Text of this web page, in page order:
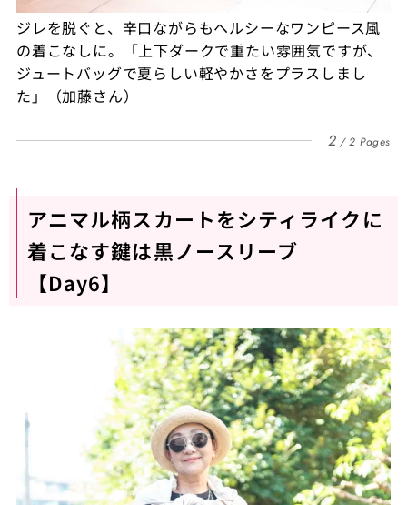
ジレを脱ぐと、辛口ながらもヘルシーなワンピース風
の着こなしに。「上下ダークで重たい雰囲気ですが、
ジュートバッグで夏らしい軽やかさをプラスしまし
た」（加藤さん）
2 2 Pages
アニマル柄スカートをシティライクに
着こなす鍵は黒ノースリーブ
【Day6】